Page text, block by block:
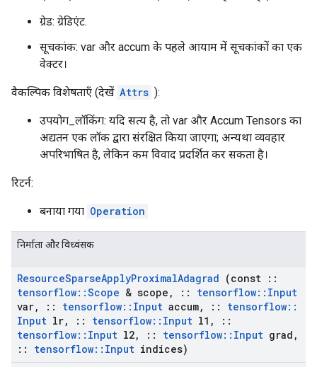
ग्रेड: ग्रेडिएंट.
सूचकांक: var और accum के पहले आयाम में सूचकांकों का एक
वेक्टर।
वैकल्पिक विशेषताएँ (देखें Attrs ):
उपयोग_लॉकिंग: यदि सत्य है, तो var और Accum Tensors का
अद्यतन एक लॉक द्वारा संरक्षित किया जाएगा; अन्यथा व्यवहार
अपरिभाषित है, लेकिन कम विवाद प्रदर्शित कर सकता है।
रिटर्न:
बनाया गया Operation
निर्माता और विध्वंसक
ResourceSparseApplyProximalAdagrad (const ::
tensorflow::Scope & scope , :: tensorflow:: Input
var, :: tensorflow:: Input accum, :: tensorflow::
Input lr, :: tensorflow:: Input l1 ,
::
tensorflow:: Input l2, :: tensorflow:: Input grad ,
::
tensorflow:: Input indices)